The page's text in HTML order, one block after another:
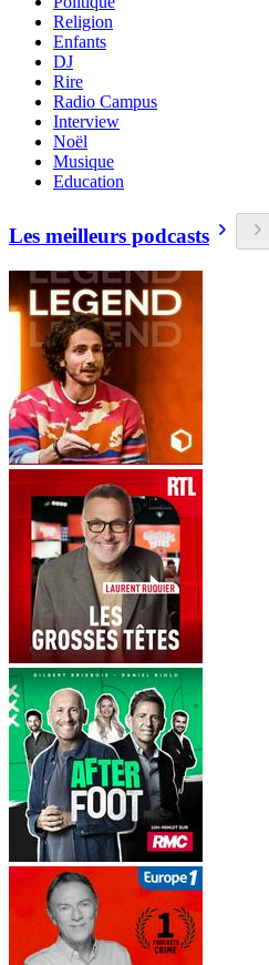
Religion
Enfants
DJ
Rire
Radio Campus
Interview
Noël
Musique
Education
Les meilleurs podcasts